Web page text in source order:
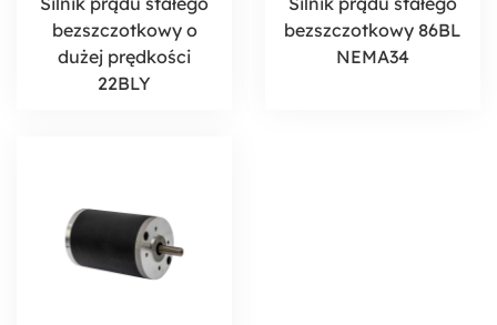
bezszczotkowy o
dużej prędkości
22BLY
bezszczotkowy 86BL
NEMA34